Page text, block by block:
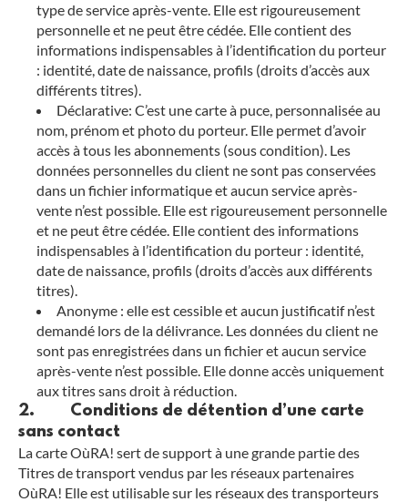
type de service après-vente. Elle est rigoureusement
personnelle et ne peut être cédée. Elle contient des
informations indispensables à l’identification du porteur
: identité, date de naissance, profils (droits d’accès aux
différents titres).
Déclarative: C’est une carte à puce, personnalisée au
nom, prénom et photo du porteur. Elle permet d’avoir
accès à tous les abonnements (sous condition). Les
données personnelles du client ne sont pas conservées
dans un fichier informatique et aucun service après-
vente n’est possible. Elle est rigoureusement personnelle
et ne peut être cédée. Elle contient des informations
indispensables à l’identification du porteur : identité,
date de naissance, profils (droits d’accès aux différents
titres).
Anonyme : elle est cessible et aucun justificatif n’est
demandé lors de la délivrance. Les données du client ne
sont pas enregistrées dans un fichier et aucun service
après-vente n’est possible. Elle donne accès uniquement
aux titres sans droit à réduction.
2. Conditions de détention d’une carte
sans contact
La carte OùRA! sert de support à une grande partie des
Titres de transport vendus par les réseaux partenaires
OùRA! Elle est utilisable sur les réseaux des transporteurs